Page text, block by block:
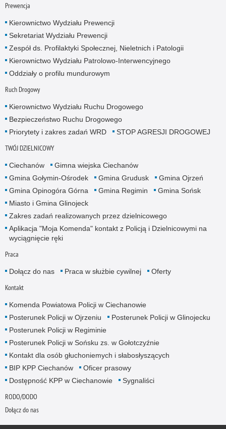
Prewencja
Kierownictwo Wydziału Prewencji
Sekretariat Wydziału Prewencji
Zespół ds. Profilaktyki Społecznej, Nieletnich i Patologii
Kierownictwo Wydziału Patrolowo-Interwencyjnego
Oddziały o profilu mundurowym
Ruch Drogowy
Kierownictwo Wydziału Ruchu Drogowego
Bezpieczeństwo Ruchu Drogowego
Priorytety i zakres zadań WRD
STOP AGRESJI DROGOWEJ
TWÓJ DZIELNICOWY
Ciechanów
Gimna wiejska Ciechanów
Gmina Gołymin-Ośrodek
Gmina Grudusk
Gmina Ojrzeń
Gmina Opinogóra Górna
Gmina Regimin
Gmina Sońsk
Miasto i Gmina Glinojeck
Zakres zadań realizowanych przez dzielnicowego
Aplikacja "Moja Komenda" kontakt z Policją i Dzielnicowymi na
wyciągnięcie ręki
Praca
Dołącz do nas Praca w służbie cywilnej Oferty
Kontakt
Komenda Powiatowa Policji w Ciechanowie
Posterunek Policji w Ojrzeniu
Posterunek Policji w Glinojecku
Posterunek Policji w Regiminie
Posterunek Policji w Sońsku zs. w Gołotczyźnie
Kontakt dla osób głuchoniemych i słabosłyszących
BIP KPP Ciechanów
Oficer prasowy
Dostępność KPP w Ciechanowie
Sygnaliści
RODO/DODO
Dołącz do nas